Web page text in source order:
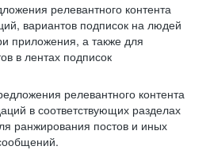
релевантного контента
вариантов подписок на людей
приложения, а также для
в лентах подписок
релевантного контента
в соответствующих разделах
ранжирования постов и иных